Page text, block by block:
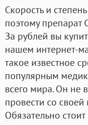
Скорость и
поэтому
За рублей вы
нашем интернет-
такое известное
популярным
всего мира. Он не
провести со
Обязательно